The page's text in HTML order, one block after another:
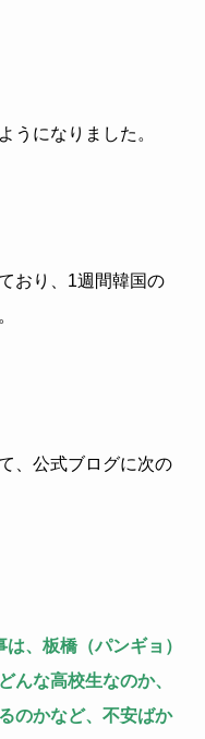
うになりました。
おり、1週間韓国の
、公式ブログに次の
、板橋（パンギョ）
んな高校生なのか、
のかなど、不安ばか